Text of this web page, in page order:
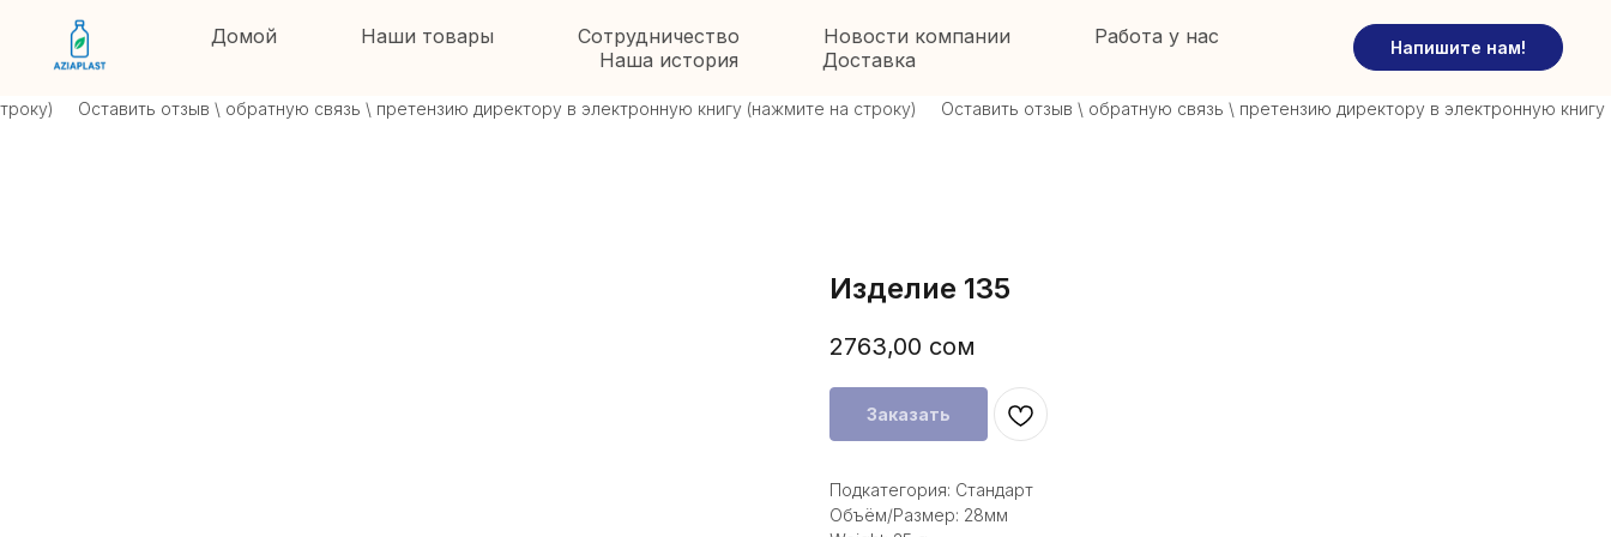
Домой Наши товары Сотрудничество Новости компании
Работа у нас
Наша история
Доставка
Напишите нам!
Оставить отзыв \ обратную связь \ претензию директору в электронную книгу (нажмите на строку) Оставить отзыв \ обратную связь \ претензию директору в электронную книгу
Изделие 135
2763,00 сом
Заказать
Подкатегория: Стандарт
Объём/Размер: 28мм